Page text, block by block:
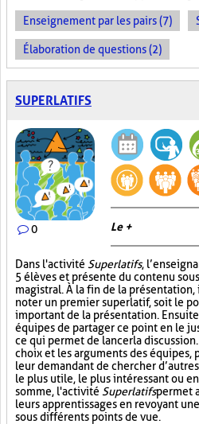
Enseignement par les pairs (7)
Élaboration de questions (2)
SUPERLATIFS
0 Le +
Dans l'activité Superlatifs,
5 élèves et présente du contenu
magistral. À la fin de la présentation,
noter un premier superlatif, soit le
important de la présentation.
équipes de partager ce point en le
ce qui permet de lancer la
choix et les arguments des équipes,
leur demandant de chercher
le plus utile, le plus intéressant ou
somme, l'activité Superlatifspermet
leurs apprentissages en revoyant
sous différents points de vue.